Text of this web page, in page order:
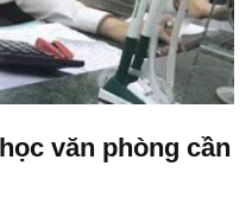
văn phòng cần